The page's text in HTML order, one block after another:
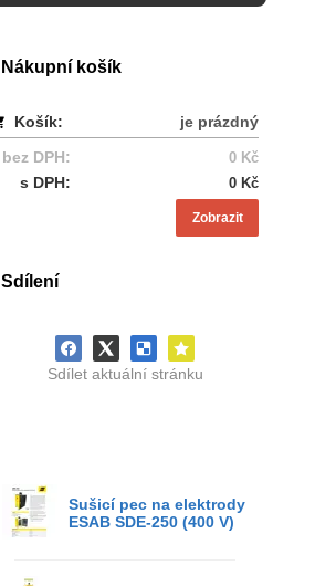
Nákupní košík
Košík:
je prázdný
bez DPH:
0 Kč
s DPH: 0 Kč
Zobrazit
Sdílení
Sdílet aktuální stránku
Sušicí pec na elektrody
ESAB SDE-250 (400 V)